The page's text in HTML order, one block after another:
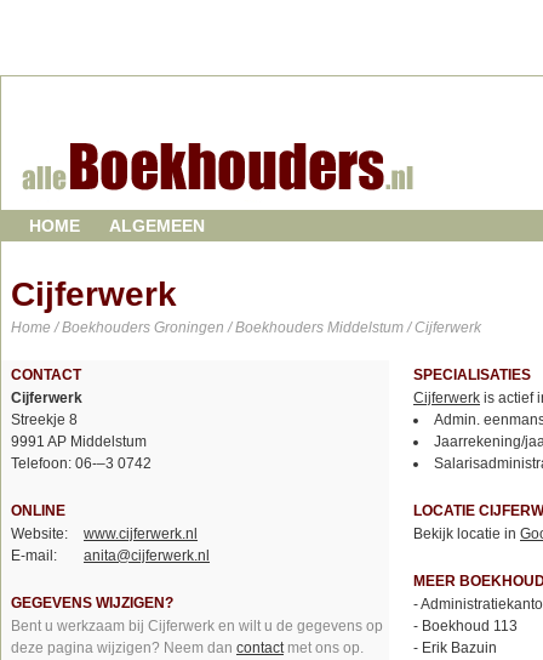
HOME ALGEMEEN
Cijferwerk
Home /Boekhouders Groningen /Boekhouders Middelstum/ Cijferwerk
CONTACT
Cijferwerk
Streekje 8
9991 AP Middelstum
Telefoon: 06-–3 0742
ONLINE
Website:
www.cijferwerk.nl
E-mail:
anita@cijferwerk.nl
GEGEVENS WIJZIGEN?
Bent u werkzaam bij Cijferwerk en wilt u de gegevens op
deze pagina wijzigen? Neem dan contactmet ons op.
SPECIALISATIES
Cijferwerk is actief
Admin.
Jaarrekening/
LOCATIE
Bekijk locatie in
MEER
-
- Boekhoud 113
- Erik Bazuin